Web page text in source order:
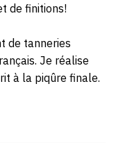
de finitions!
de tanneries
Je réalise
à la piqûre finale.